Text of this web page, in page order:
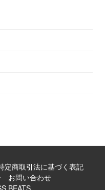
定商取引法に基づく表記
お問い合わせ